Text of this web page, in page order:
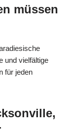
müssen
und vielfältige
für jeden